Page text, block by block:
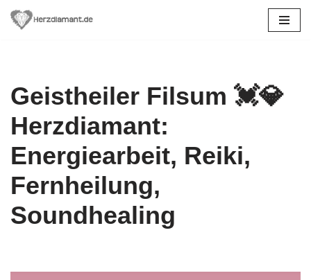
Geistheiler Filsum 💓️💎
Herzdiamant:
Energiearbeit, Reiki,
Fernheilung,
Soundhealing